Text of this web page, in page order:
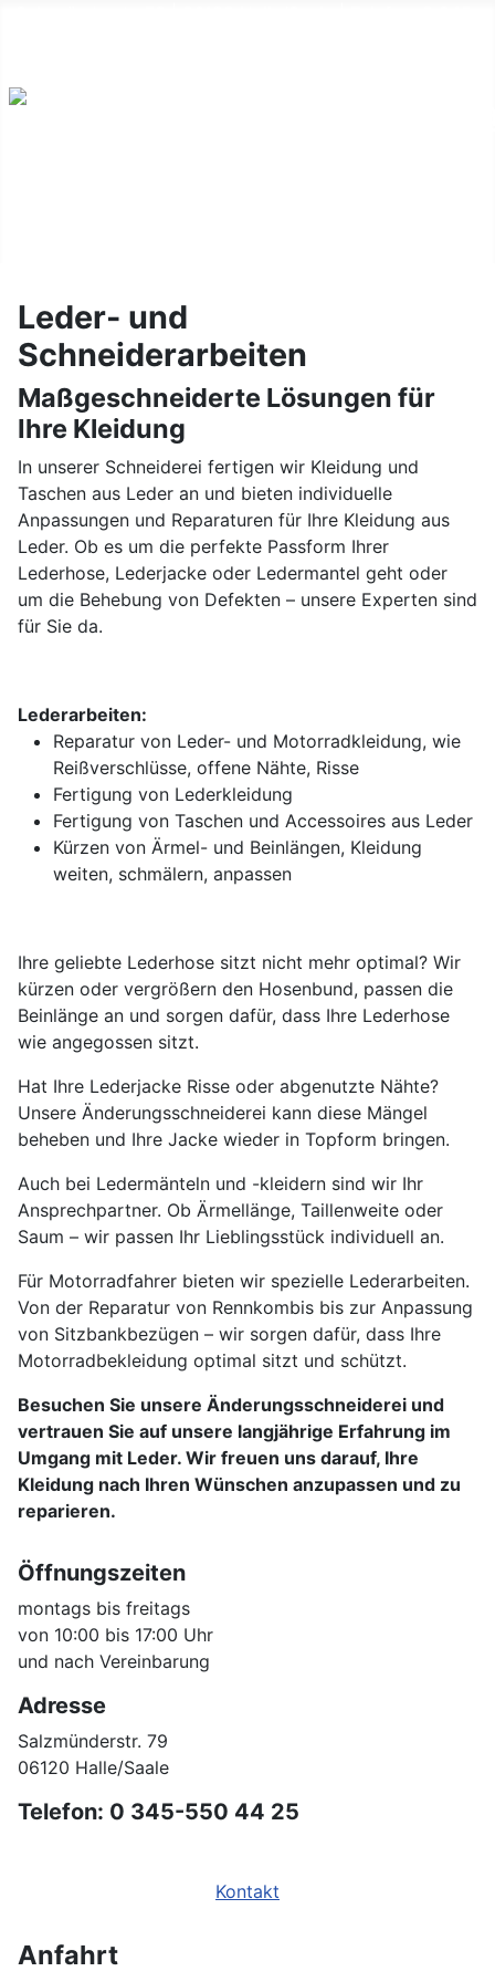
Öffnungszeiten
montags bis freitags
von 10:00 bis 17:00 Uhr
und nach Vereinbarung
Adresse
Salzmünderstr. 79
06120 Halle/Saale
Telefon: 0 345-550 44 25
Kontakt
Anfahrt
Leder- und
Schneiderarbeiten
Maßgeschneiderte Lösungen für
Ihre Kleidung
In unserer Schneiderei fertigen wir Kleidung und
Taschen aus Leder an und bieten individuelle
Anpassungen und Reparaturen für Ihre Kleidung aus
Leder. Ob es um die perfekte Passform Ihrer
Lederhose, Lederjacke oder Ledermantel geht oder
um die Behebung von Defekten – unsere Experten sind
für Sie da.
Lederarbeiten:
Reparatur von Leder- und Motorradkleidung, wie
Reißverschlüsse, offene Nähte, Risse
Fertigung von Lederkleidung
Fertigung von Taschen und Accessoires aus Leder
Kürzen von Ärmel- und Beinlängen, Kleidung
weiten, schmälern, anpassen
Ihre geliebte Lederhose sitzt nicht mehr optimal? Wir
kürzen oder vergrößern den Hosenbund, passen die
Beinlänge an und sorgen dafür, dass Ihre Lederhose
wie angegossen sitzt.
Hat Ihre Lederjacke Risse oder abgenutzte Nähte?
Unsere Änderungsschneiderei kann diese Mängel
beheben und Ihre Jacke wieder in Topform bringen.
Auch bei Ledermänteln und -kleidern sind wir Ihr
Ansprechpartner. Ob Ärmellänge, Taillenweite oder
Saum – wir passen Ihr Lieblingsstück individuell an.
Für Motorradfahrer bieten wir spezielle Lederarbeiten.
Von der Reparatur von Rennkombis bis zur Anpassung
von Sitzbankbezügen – wir sorgen dafür, dass Ihre
Motorradbekleidung optimal sitzt und schützt.
Besuchen Sie unsere Änderungsschneiderei und
vertrauen Sie auf unsere langjährige Erfahrung im
Umgang mit Leder. Wir freuen uns darauf, Ihre
Kleidung nach Ihren Wünschen anzupassen und zu
reparieren.